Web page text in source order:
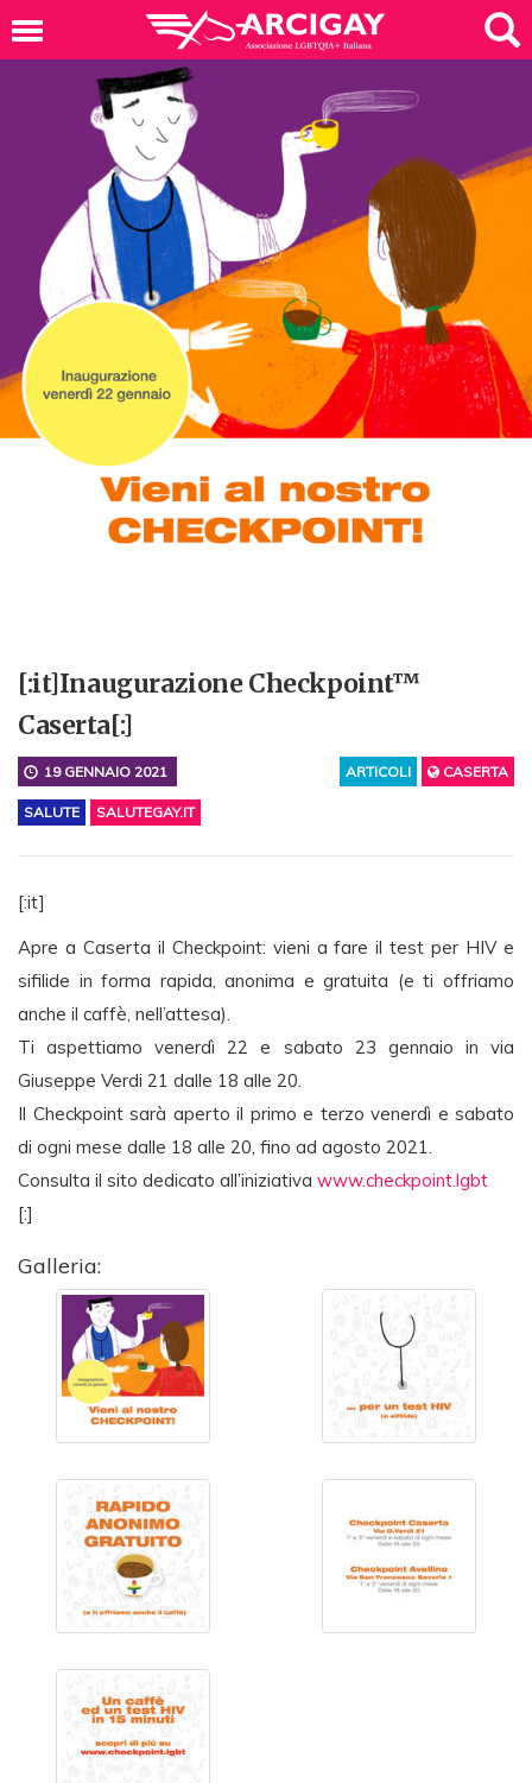
[:it]Inaugurazione Checkpoint™
Caserta[:]
ARTICOLI CASERTA
19 GENNAIO 2021
SALUTE SALUTEGAY.IT
[:it]
Apre a Caserta il Checkpoint: vieni a fare il test per HIV e
sifilide in forma rapida, anonima e gratuita (e ti offriamo
anche il caffè, nell’attesa).
Ti aspettiamo venerdì 22 e sabato 23 gennaio in via
Giuseppe Verdi 21 dalle 18 alle 20.
Il Checkpoint sarà aperto il primo e terzo venerdì e sabato
di ogni mese dalle 18 alle 20, fino ad agosto 2021.
Consulta il sito dedicato all’iniziativa www.checkpoint.lgbt
[:]
Galleria: